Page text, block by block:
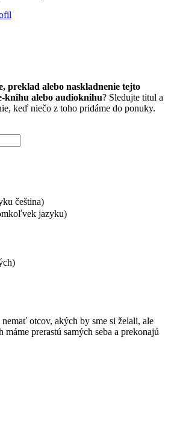
preklad alebo naskladnenie tejto
knihu alebo audioknihu? Sledujte titul a
keď niečo z toho pridáme do ponuky.
čeština)
jazyku)
otcov, akých by sme si želali, ale
prerastú samých seba a prekonajú